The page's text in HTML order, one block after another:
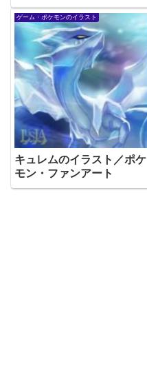
ゲーム・ポケモンのイラスト
キュレムのイラスト／ポケ
モン・ファンアート